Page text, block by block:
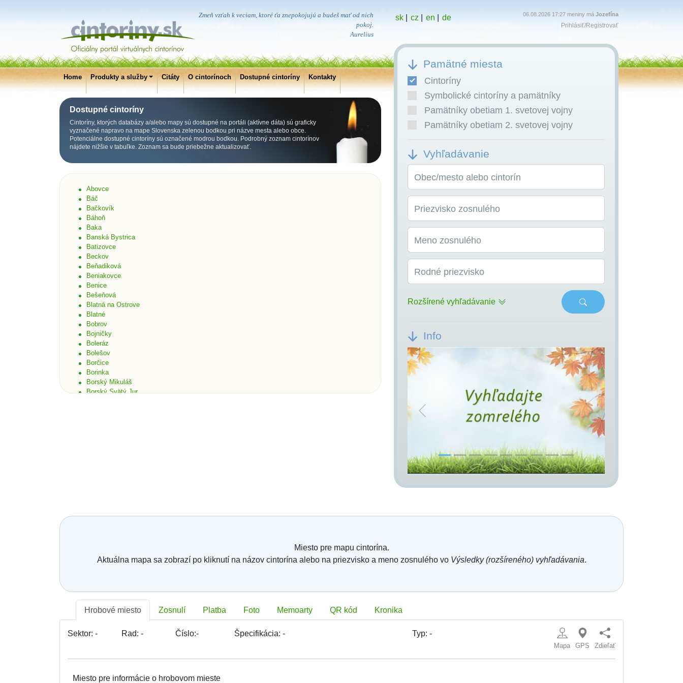
Zmeň vzťah k veciam, ktoré ťa znepokojujú a budeš mať od nich
pokoj.
Aurelius
Home Produkty a služby Citáty O cintorínoch Dostupné cintoríny Kontakty
Dostupné cintoríny
Cintoríny, ktorých databázy a/alebo mapy sú dostupné na portáli (aktívne dáta) sú graficky
vyznačené napravo na mape Slovenska zelenou bodkou pri názve mesta alebo obce.
Potenciálne dostupné cintoríny sú označené modrou bodkou. Podrobný zoznam cintorínov
nájdete nižšie v tabuľke. Zoznam sa bude priebežne aktualizovať.
sk| cz en de 06.08.2026 17:27 meniny má Jozefína
Prihlásiť/Registrovať
Pamätné miesta
Cintoríny
Symbolické cintoríny a pamätníky
Pamätníky obetiam 1. svetovej vojny
Pamätníky obetiam 2. svetovej vojny
Vyhľadávanie
Obec/mesto alebo cintorín
Priezvisko zosnulého
Meno zosnulého
Rodné priezvisko
Rozšírené vyhľadávanie
Info
Previous Next
Abovce
Báč
Bačkovík
Báhoň
Baka
Banská Bystrica
Batizovce
Beckov
Beňadiková
Beniakovce
Benice
Bešeňová
Blatná na Ostrove
Blatné
Bobrov
Bojničky
Boleráz
Bolešov
Borčice
Borinka
Borský Mikuláš
Borský Svätý Jur
Bratislava - Staré Mesto
Brekov
Budmerice
Bukovec okr. Košice
Buzica
Čachtice
Miesto pre mapu cintorína.
Aktuálna mapa sa zobrazí po kliknutí na názov cintorína alebo na priezvisko a meno zosnulého vo Výsledky (rozšíreného) vyhľadávania.
Hrobové miesto Zosnulí Platba Foto Memoarty QR kód Kronika
Sektor: - Rad:- Číslo:- Špecifikácia:- Typ: -
Mapa GPS Zdieľať
Miesto pre informácie o hrobovom mieste